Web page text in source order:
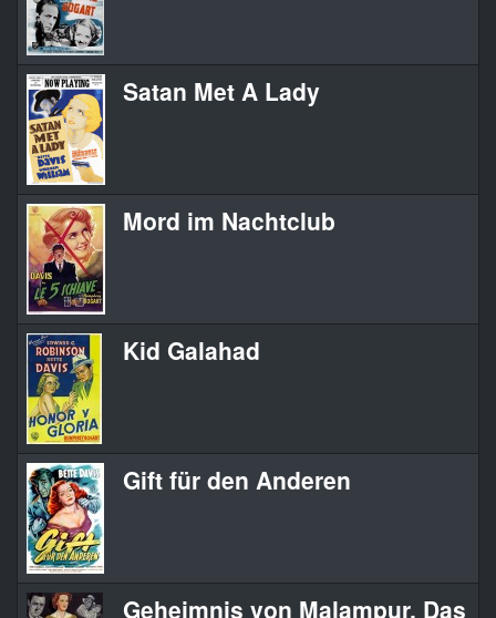
Satan Met A Lady
Mord im Nachtclub
Kid Galahad
Gift für den Anderen
Geheimnis von Malampur, Das